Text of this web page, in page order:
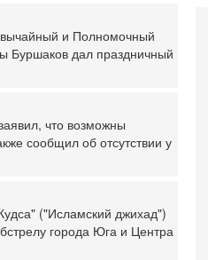
и Полномочный
Буршаков дал праздничный
что возможны
сообщил об отсутствии у
("Исламский джихад")
города Юга и Центра